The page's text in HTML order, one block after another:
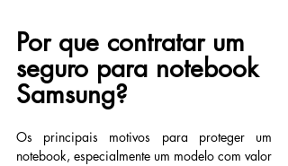
Por que contratar um
seguro para notebook
Samsung?
Os principais motivos para proteger um
notebook, especialmente um modelo com valor